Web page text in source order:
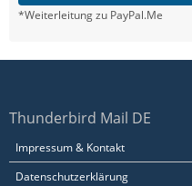
*Weiterleitung zu PayPal.Me
Thunderbird Mail DE
Impressum & Kontakt
Datenschutzerklärung